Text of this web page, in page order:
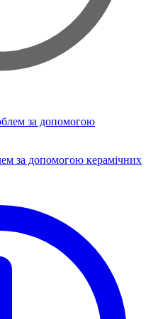
за допомогою керамічних